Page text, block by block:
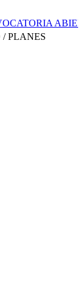
ABIERTA
PLANES